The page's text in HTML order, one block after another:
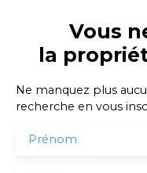
Vous
la
Ne manquez plus
recherche en vous
Prénom